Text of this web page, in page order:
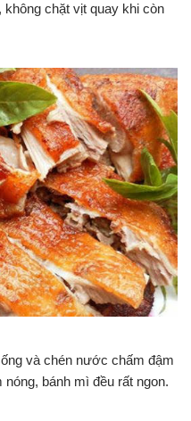
chặt vịt quay khi còn
và chén nước chấm đậm
bánh mì đều rất ngon.